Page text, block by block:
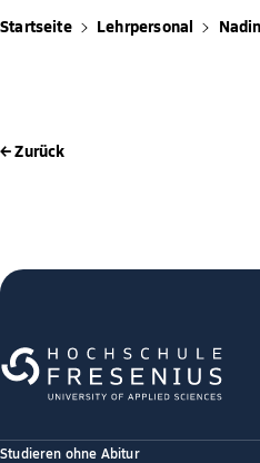
Startseite Lehrpersonal
← Zurück
Studieren ohne Abitur